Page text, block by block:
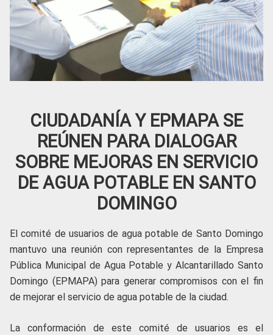
CIUDADANÍA Y EPMAPA SE
REÚNEN PARA DIALOGAR
SOBRE MEJORAS EN SERVICIO
DE AGUA POTABLE EN SANTO
DOMINGO
El comité de usuarios de agua potable de Santo Domingo
mantuvo una reunión con representantes de la Empresa
Pública Municipal de Agua Potable y Alcantarillado Santo
Domingo (EPMAPA) para generar compromisos con el fin
de mejorar el servicio de agua potable de la ciudad.
La conformación de este comité de usuarios es el